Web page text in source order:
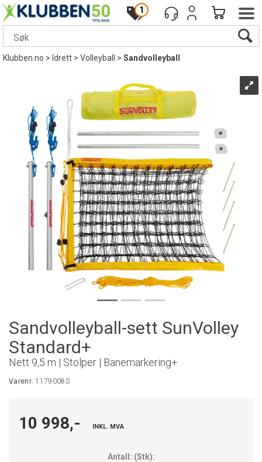
1
Klubben.no> Idrett>Volleyball >Sandvolleyball
Sandvolleyball-sett SunVolley
Standard+
Nett 9,5 m | Stolper | Banemarkering+
Varenr:1179008S
10 998,- INKL. MVA
Antall: (Stk):